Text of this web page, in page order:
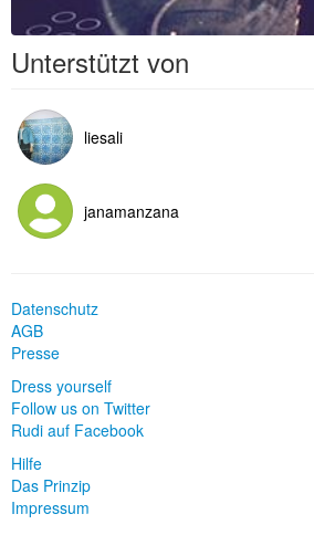
Unterstützt von
liesali
janamanzana
Datenschutz
AGB
Presse
Dress yourself
Follow us on Twitter
Rudi auf Facebook
Hilfe
Das Prinzip
Impressum